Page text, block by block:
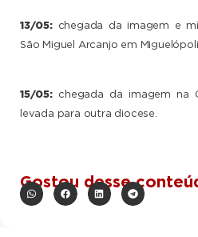
13/05: chegada da imagem e
São Miguel Arcanjo em
15/05: chegada da imagem na
levada para outra diocese.
Gostou desse